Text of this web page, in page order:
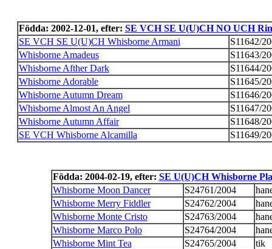
Födda: 2002-12-01, efter: SE VCH SE U(U)CH NO UCH
SE VCH SE U(U)CH Whisborne Armani
S11642/
Whisborne Amadeus
S11643/
Whisborne Afther Dark
S11644/
Whisborne Adorable
S11645/
Whisborne Autumn Dream
S11646/
Whisborne Almost An Angel
S11647/
Whisborne Autumn Affair
S11648/
SE VCH Whisborne Alcamilla
S11649/
Födda: 2004-02-19, efter: SE U(U)CH Whisborne
Whisborne Moon Dancer
S24761/2004
Whisborne Merry Fiddler
S24762/2004
Whisborne Monte Cristo
S24763/2004
Whisborne Marco Polo
S24764/2004
Whisborne Mint Tea
S24765/2004
tik